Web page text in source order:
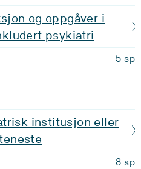
og oppgåver i
psykiatri
5 sp
institusjon eller
8 sp